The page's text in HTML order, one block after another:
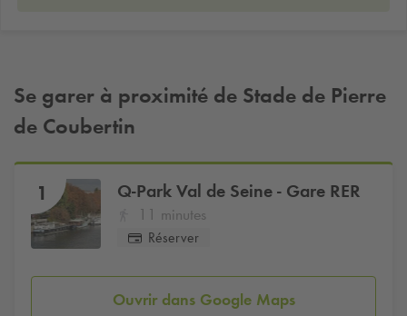
Se garer à proximité de Stade de Pierre
de Coubertin
1 Q-Park Val de Seine - Gare RER
11 minutes
Réserver
Ouvrir dans Google Maps